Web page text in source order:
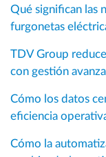
Qué significan las
furgonetas
TDV Group
con gestión
Cómo los datos
eficiencia
Cómo la